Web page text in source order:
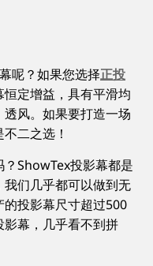
呢？如果您选择正投
恒定增益，具有平滑均
风。如果要打造一场
二之选！
ShowTex投影幕都是
们几乎都可以做到无
投影幕尺寸超过500
幕，几乎看不到拼